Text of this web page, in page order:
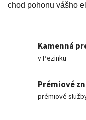
chod pohonu vášho
Kamenná
v Pezinku
Prémiové
prémiové